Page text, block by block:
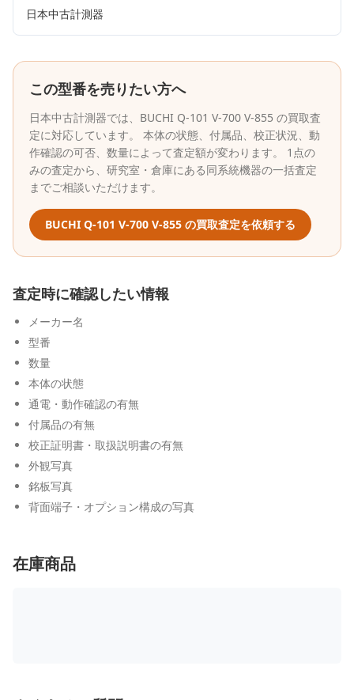
日本中古計測器
この型番を売りたい方へ
日本中古計測器では、 BUCHI Q-101 V-700 V-855 の買取査
定に対応しています。 本体の状態、付属品、校正状況、動
作確認の可否、数量によって査定額が変わります。 1点の
みの査定から、研究室・倉庫にある同系統機器の一括査定
までご相談いただけます。
BUCHI Q-101 V-700 V-855 の買取査定を依頼する
査定時に確認したい情報
メーカー名
型番
数量
本体の状態
通電・動作確認の有無
付属品の有無
校正証明書・取扱説明書の有無
外観写真
銘板写真
背面端子・オプション構成の写真
在庫商品